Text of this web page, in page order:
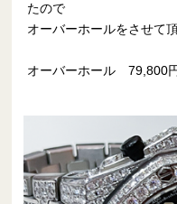
たので
オーバーホールをさせて
オーバーホール 79,800円